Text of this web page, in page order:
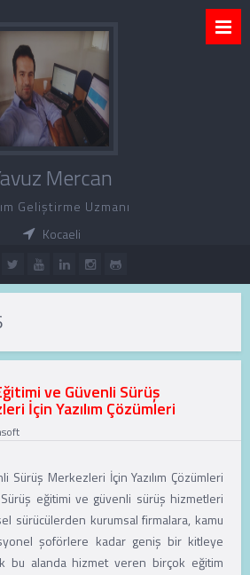
Mercan
Geliştirme Uzmanı
Kocaeli
ve Güvenli Sürüş
İçin Yazılım Çözümleri
Sürüş Merkezleri İçin Yazılım Çözümleri
eğitimi ve güvenli sürüş hizmetleri
sürücülerden kurumsal firmalara, kamu
şoförlere kadar geniş bir kitleye
bu alanda hizmet veren birçok eğitim